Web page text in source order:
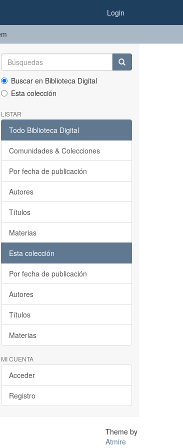
Login
Buscar en Biblioteca Digital
Esta colección
LISTAR
Todo Biblioteca Digital
Comunidades & Colecciones
Por fecha de publicación
Autores
Títulos
Materias
Esta colección
Por fecha de publicación
Autores
Títulos
Materias
MI CUENTA
Acceder
Registro
Theme by
Atmire